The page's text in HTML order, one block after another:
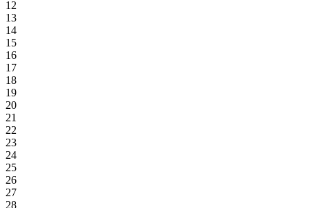
12
13
14
15
16
17
18
19
20
21
22
23
24
25
26
27
28